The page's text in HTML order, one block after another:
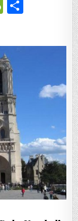
W
h
at
NGETUN, PANTAI INDAH